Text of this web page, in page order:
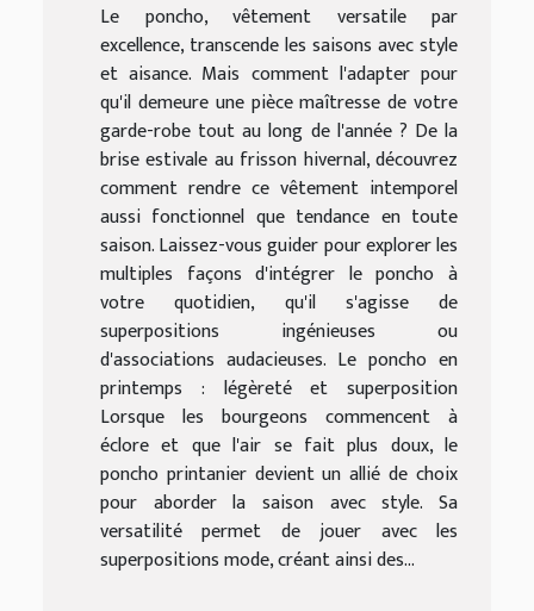
Le poncho, vêtement versatile par
excellence, transcende les saisons avec style
et aisance. Mais comment l'adapter pour
qu'il demeure une pièce maîtresse de votre
garde-robe tout au long de l'année ? De la
brise estivale au frisson hivernal, découvrez
comment rendre ce vêtement intemporel
aussi fonctionnel que tendance en toute
saison. Laissez-vous guider pour explorer les
multiples façons d'intégrer le poncho à
votre quotidien, qu'il s'agisse de
superpositions ingénieuses ou
d'associations audacieuses. Le poncho en
printemps : légèreté et superposition
Lorsque les bourgeons commencent à
éclore et que l'air se fait plus doux, le
poncho printanier devient un allié de choix
pour aborder la saison avec style. Sa
versatilité permet de jouer avec les
superpositions mode, créant ainsi des...